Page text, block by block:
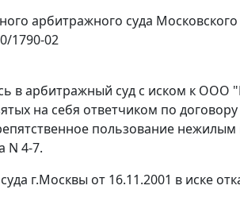
арбитражного суда Московского
1790-02
в арбитражный суд с иском к
на себя ответчиком по
пользование
N 4-7.
г.Москвы от 16.11.2001 в иске